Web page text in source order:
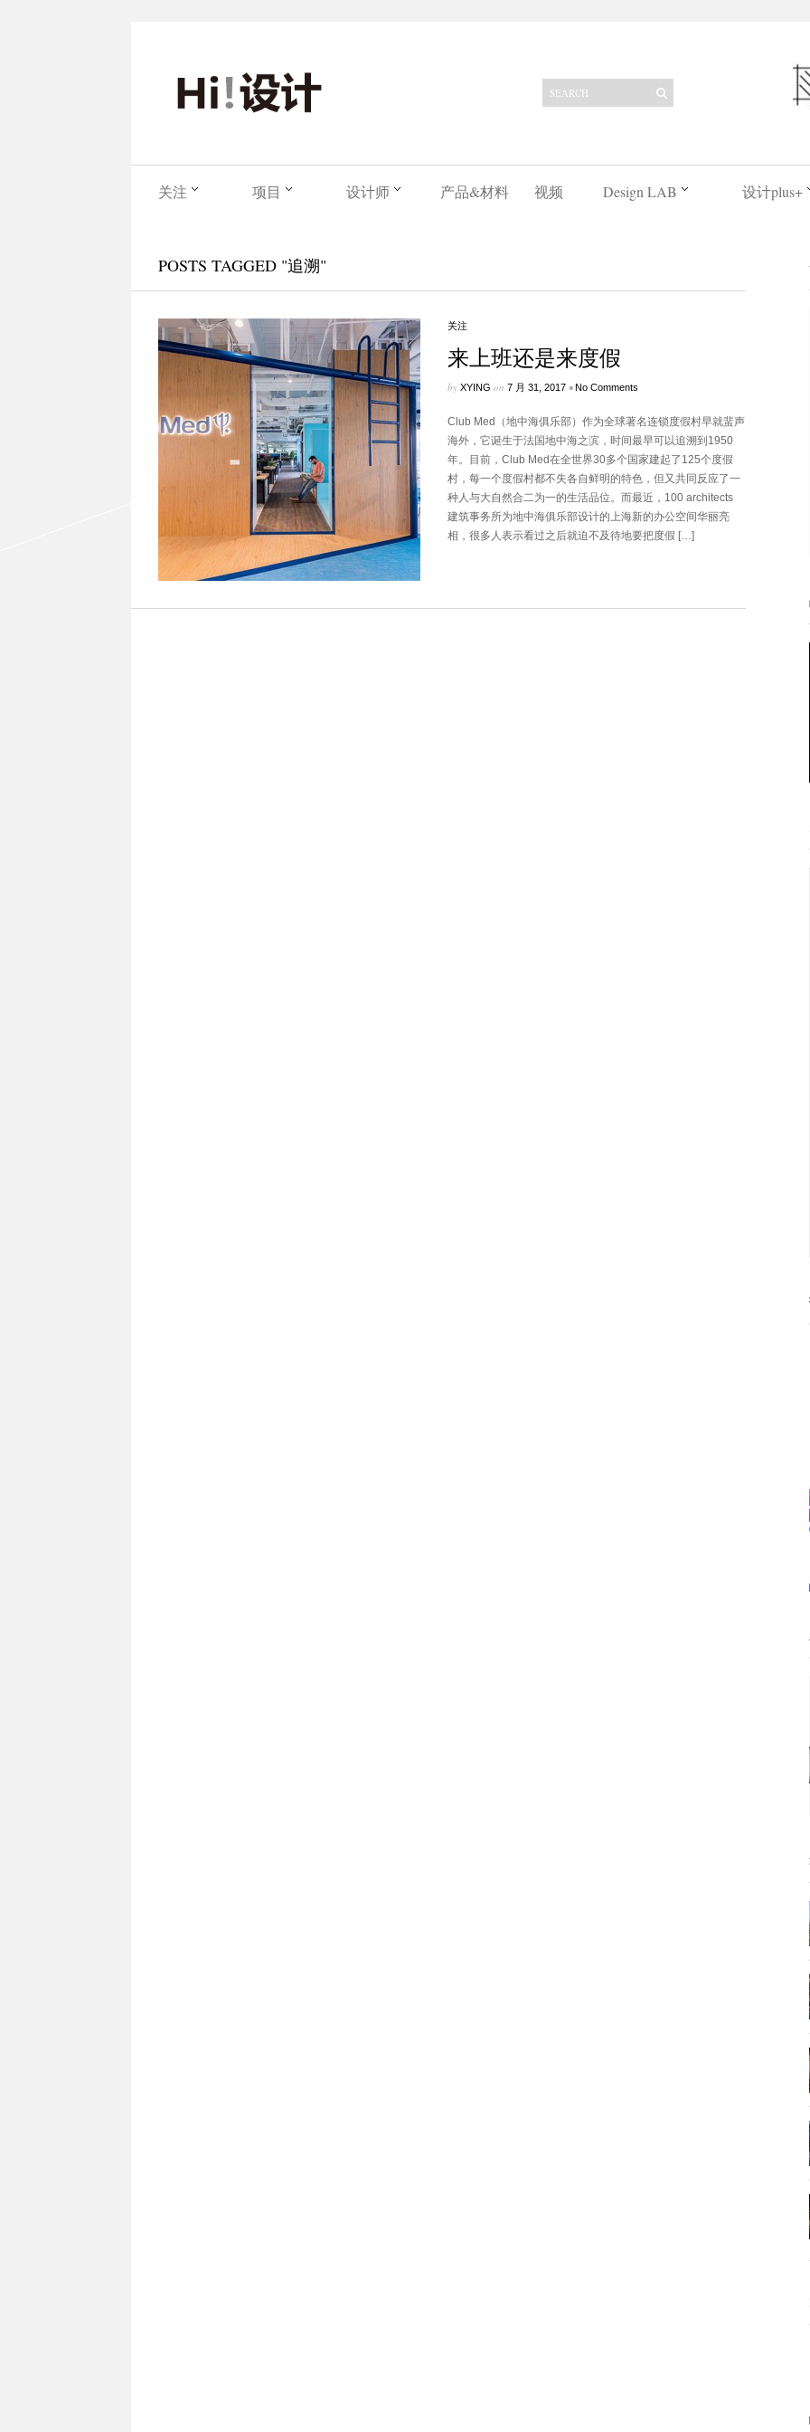
关注 项目 设计师 产品&材料 视频 Design LAB 设计plus+
POSTS TAGGED "追溯"
关注
来上班还是来度假
by XYING on 7 月 31, 2017 •No Comments
Club Med（地中海俱乐部）作为全球著名连锁度假村早就蜚声
海外，它诞生于法国地中海之滨，时间最早可以追溯到1950
年。目前，Club Med在全世界30多个国家建起了125个度假
村，每一个度假村都不失各自鲜明的特色，但又共同反应了一
种人与大自然合二为一的生活品位。而最近，100 architects
建筑事务所为地中海俱乐部设计的上海新的办公空间华丽亮
相，很多人表示看过之后就迫不及待地要把度假 […]